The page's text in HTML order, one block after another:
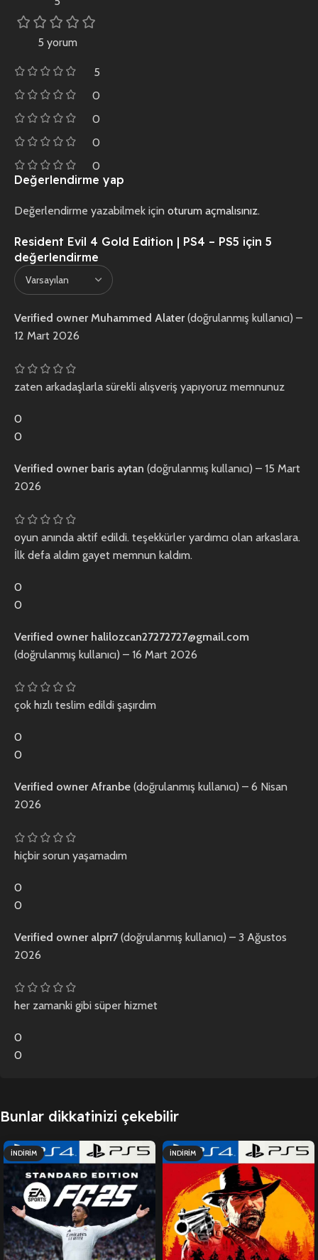
5 yorum
5
0
0
0
0
Resident Evil 4 Gold Edition | PS4 – PS5 için 5
değerlendirme
Verified ownerMuhammed Alater(doğrulanmış kullanıcı) –
12 Mart 2026
zaten arkadaşlarla sürekli alışveriş yapıyoruz memnunuz
0
0
Verified owner baris aytan (doğrulanmış kullanıcı) – 15 Mart
2026
oyun anında aktif edildi. teşekkürler yardımcı olan arkaslara.
İlk defa aldım gayet memnun kaldım.
0
0
Verified owner halilozcan27272727@gmail.com
(doğrulanmış kullanıcı) – 16 Mart 2026
çok hızlı teslim edildi şaşırdım
0
0
Verified ownerAfranbe (doğrulanmış kullanıcı) – 6 Nisan
2026
hiçbir sorun yaşamadım
0
0
Verified owner alprr7 (doğrulanmış kullanıcı) – 3 Ağustos
2026
her zamanki gibi süper hizmet
0
0
Değerlendirme yap
Değerlendirme yazabilmek için oturum açmalısınız.
Bunlar dikkatinizi çekebilir
İNDIRIM İNDIRIM